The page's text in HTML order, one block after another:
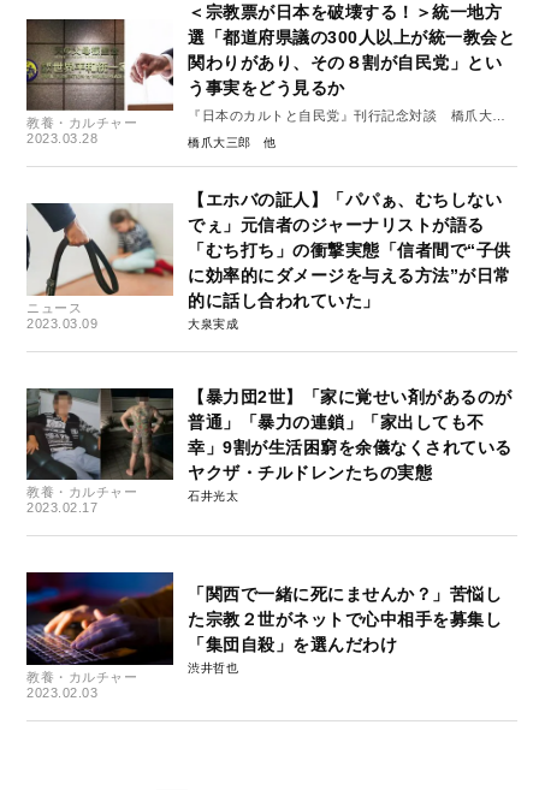
教養・カルチャー
2023.03.28
＜宗教票が日本を破壊する！＞統一地方
選「都道府県議の300人以上が統一教会と
関わりがあり、その８割が自民党」とい
う事実をどう見るか
『日本のカルトと自民党』刊行記念対談 橋爪大三
郎×有田芳生
橋爪大三郎
ニュース
2023.03.09
【エホバの証人】「パパぁ、むちしない
でぇ」元信者のジャーナリストが語る
「むち打ち」の衝撃実態「信者間で“子供
に効率的にダメージを与える方法”が日常
的に話し合われていた」
大泉実成
教養・カルチャー
2023.02.17
【暴力団2世】「家に覚せい剤があるのが
普通」「暴力の連鎖」「家出しても不
幸」9割が生活困窮を余儀なくされている
ヤクザ・チルドレンたちの実態
石井光太
教養・カルチャー
2023.02.03
「関西で一緒に死にませんか？」苦悩し
た宗教２世がネットで心中相手を募集し
「集団自殺」を選んだわけ
渋井哲也